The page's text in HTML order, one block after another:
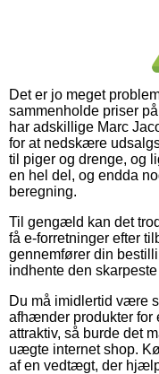
Det er jo meget
sammenholde priser
har adskillige Marc
for at nedskære
til piger og drenge, og
en hel del, og endda
beregning.
Til gengæld kan det
få e-forretninger efter
gennemfører din
indhente den
Du må imidlertid være
afhænder produkter for
attraktiv, så burde det
uægte internet shop.
af en vedtægt, der